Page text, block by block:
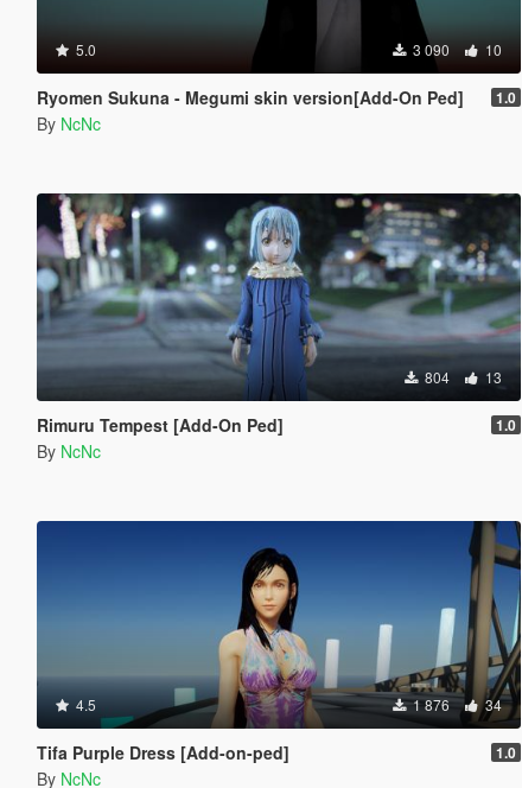
5.0 3 090 10
Ryomen Sukuna - Megumi skin version[Add-On Ped] 1.0
By NcNc
804 13
Rimuru Tempest [Add-On Ped] 1.0
By NcNc
4.5 1 876 34
Tifa Purple Dress [Add-on-ped] 1.0
By NcNc